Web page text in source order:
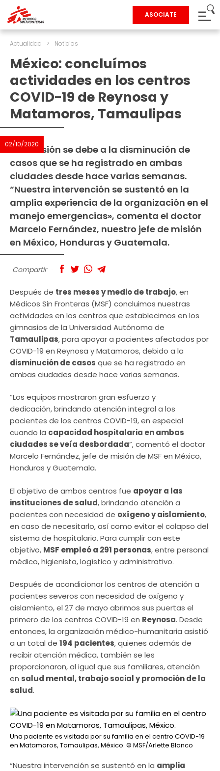
ASOCIATE
Actualidad > Noticias
México: concluímos
actividades en los centros
COVID-19 de Reynosa y
Matamoros, Tamaulipas
02/10/2020
La decisión se debe a la disminución de
casos que se ha registrado en ambas
ciudades desde hace varias semanas.
“Nuestra intervención se sustentó en la
amplia experiencia de la organización en el
manejo emergencias», comenta el doctor
Marcelo Fernández, nuestro jefe de misión
en México, Honduras y Guatemala.
Compartir
Después de tres meses y medio de trabajo, en
Médicos Sin Fronteras (MSF) concluimos nuestras
actividades en los centros que establecimos en los
gimnasios de la Universidad Autónoma de
Tamaulipas, para apoyar a pacientes afectados por
COVID-19 en Reynosa y Matamoros, debido a la
disminución de casos que se ha registrado en
ambas ciudades desde hace varias semanas.
“Los equipos mostraron gran esfuerzo y
dedicación, brindando atención integral a los
pacientes de los centros COVID-19, en especial
cuando la capacidad hospitalaria en ambas
ciudades se veía desbordada”, comentó el doctor
Marcelo Fernández, jefe de misión de MSF en México,
Honduras y Guatemala.
El objetivo de ambos centros fue apoyar a las
instituciones de salud, brindando atención a
pacientes con necesidad de oxígeno y aislamiento,
en caso de necesitarlo, así como evitar el colapso del
sistema de hospitalario. Para cumplir con este
objetivo, MSF empleó a 291 personas, entre personal
médico, higienista, logístico y administrativo.
Después de acondicionar los centros de atención a
pacientes severos con necesidad de oxígeno y
aislamiento, el 27 de mayo abrimos sus puertas el
primero de los centros COVID-19 en Reynosa. Desde
entonces, la organización médico-humanitaria asistió
a un total de 194 pacientes, quienes además de
recibir atención médica, también se les
proporcionaron, al igual que sus familiares, atención
en salud mental, trabajo social y promoción de la
salud.
Una paciente es visitada por su familia en el centro COVID-19
en Matamoros, Tamaulipas, México. © MSF/Arlette Blanco
“Nuestra intervención se sustentó en la amplia